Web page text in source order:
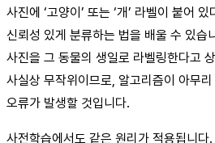
사진에 ‘고양이’ 또는 ‘개’ 라벨이 붙어
신뢰성 있게 분류하는 법을 배울 수 있습
사진을 그 동물의 생일로 라벨링한다고
사실상 무작위이므로, 알고리즘이 아무
오류가 발생할 것입니다.
사전학습에서도 같은 원리가 적용됩니다